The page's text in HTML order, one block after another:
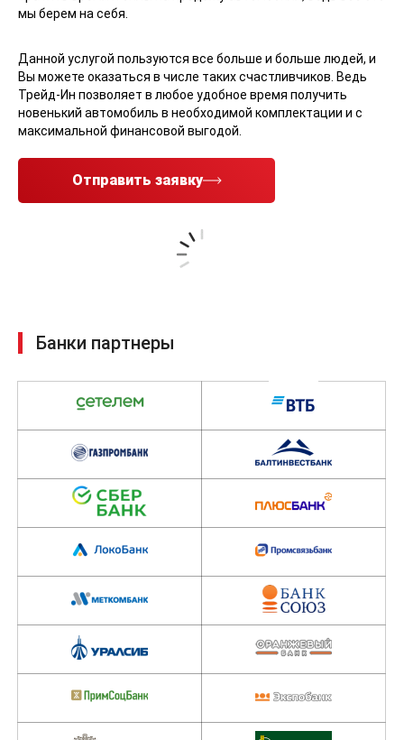
мы берем на себя.
Данной услугой пользуются все больше и больше людей, и
Вы можете оказаться в числе таких счастливчиков. Ведь
Трейд-Ин позволяет в любое удобное время получить
новенький автомобиль в необходимой комплектации и с
максимальной финансовой выгодой.
Отправить заявку
Банки партнеры